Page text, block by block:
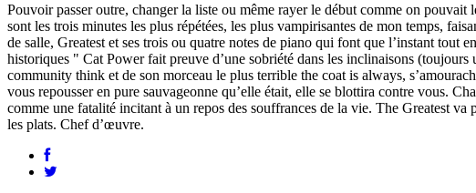
Pouvoir passer outre, changer la liste ou même rayer le début comme on
sont les trois minutes les plus répétées, les plus vampirisantes de mon temps,
de salle, Greatest et ses trois ou quatre notes de piano qui font que l’instant tout
historiques " Cat Power fait preuve d’une sobriété dans les inclinaisons
community think et de son morceau le plus terrible the coat is always,
vous repousser en pure sauvageonne qu’elle était, elle se blottira contre vous.
comme une fatalité incitant à un repos des souffrances de la vie. The Greatest va
les plats. Chef d’œuvre.